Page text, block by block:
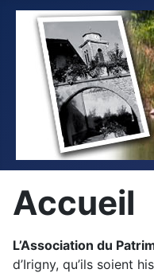
Accueil
L’Association du
d’Irigny, qu’ils soient